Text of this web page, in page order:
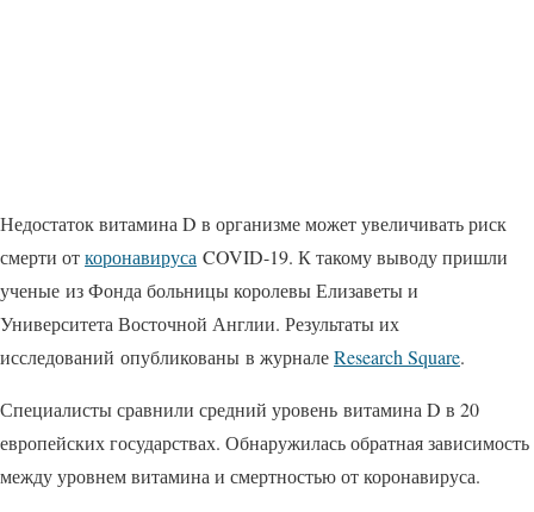
Недостаток витамина D в организме может увеличивать риск
смерти откоронавируса COVID-19. К такому выводу пришли
ученые из Фонда больницы королевы Елизаветы и
Университета Восточной Англии. Результаты их
исследований опубликованы в журналеResearch Square.
Специалисты сравнили средний уровень витамина D в 20
европейских государствах. Обнаружилась обратная зависимость
между уровнем витамина и смертностью от коронавируса.